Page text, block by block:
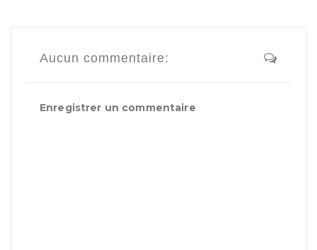
Aucun commentaire:
Enregistrer un commentaire